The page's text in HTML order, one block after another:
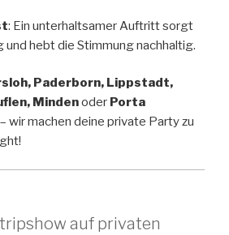
: Ein unterhaltsamer Auftritt sorgt
und hebt die Stimmung nachhaltig.
Paderborn, Lippstadt,
Mindenoder Porta
wir machen deine private Party zu
auf privaten